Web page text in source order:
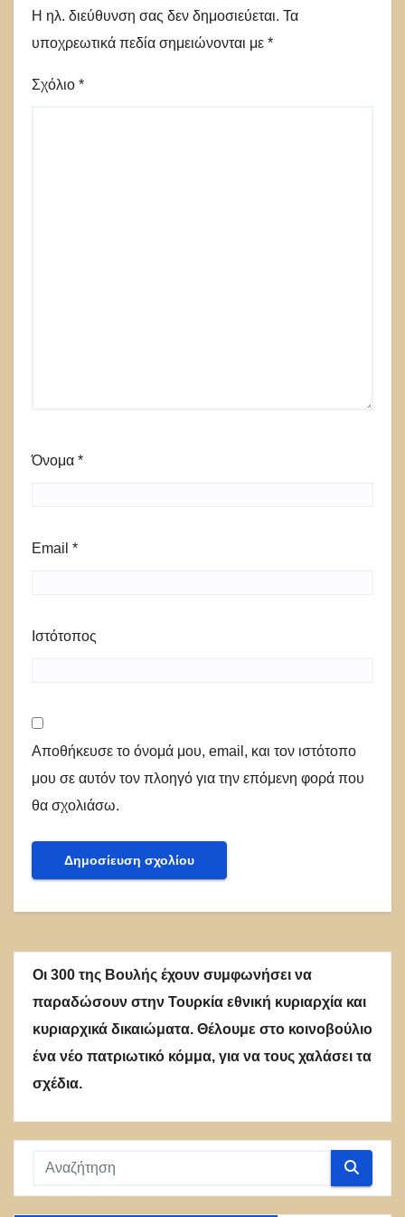
Η ηλ. διεύθυνση σας δεν δημοσιεύεται. Τα
υποχρεωτικά πεδία σημειώνονται με *
Σχόλιο *
Όνομα *
Email *
Ιστότοπος
Αποθήκευσε το όνομά μου, email, και τον ιστότοπο
μου σε αυτόν τον πλοηγό για την επόμενη φορά που
θα σχολιάσω.
Οι 300 της Βουλής έχουν συμφωνήσει να
παραδώσουν στην Τουρκία εθνική κυριαρχία και
κυριαρχικά δικαιώματα. Θέλουμε στο κοινοβούλιο
ένα νέο πατριωτικό κόμμα, για να τους χαλάσει τα
σχέδια.